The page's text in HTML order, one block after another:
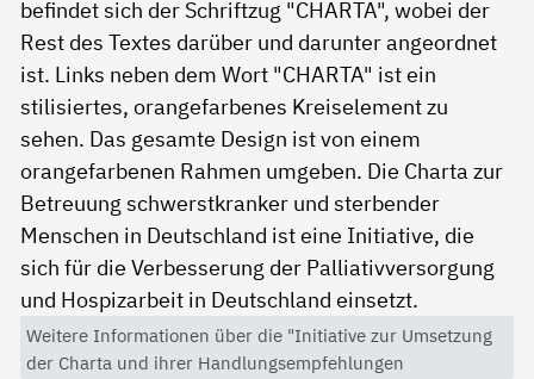
Weitere Informationen über die "Initiative zur Umsetzung
der Charta und ihrer Handlungsempfehlungen